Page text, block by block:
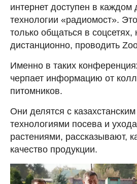
интернет доступен в каждом
технологии «радиомост».
только общаться в соцсетях,
дистанционно, проводить
Именно в таких
черпает информацию от
питомников.
Они делятся с
технологиями посева и
растениями, рассказывают,
качество продукции.